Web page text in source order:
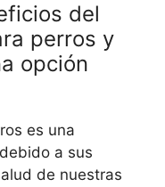
del
perros y
opción
es una
a sus
de nuestras